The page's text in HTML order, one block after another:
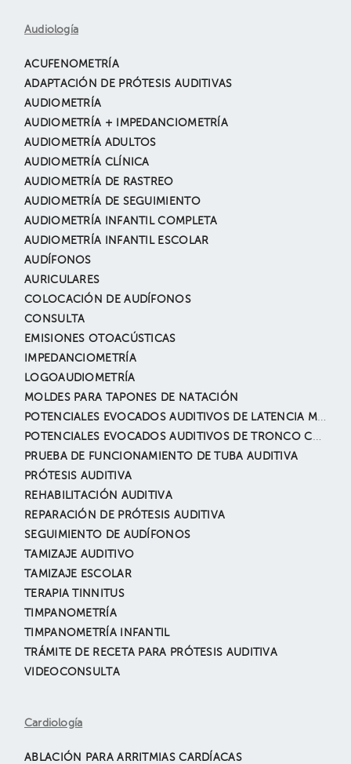
Audiología
ACUFENOMETRÍA
ADAPTACIÓN DE PRÓTESIS AUDITIVAS
AUDIOMETRÍA
AUDIOMETRÍA + IMPEDANCIOMETRÍA
AUDIOMETRÍA ADULTOS
AUDIOMETRÍA CLÍNICA
AUDIOMETRÍA DE RASTREO
AUDIOMETRÍA DE SEGUIMIENTO
AUDIOMETRÍA INFANTIL COMPLETA
AUDIOMETRÍA INFANTIL ESCOLAR
AUDÍFONOS
AURICULARES
COLOCACIÓN DE AUDÍFONOS
CONSULTA
EMISIONES OTOACÚSTICAS
IMPEDANCIOMETRÍA
LOGOAUDIOMETRÍA
MOLDES PARA TAPONES DE NATACIÓN
POTENCIALES EVOCADOS AUDITIVOS DE LATENCIA MEDIA Y TARDÍA
POTENCIALES EVOCADOS AUDITIVOS DE TRONCO CEREBRAL
PRUEBA DE FUNCIONAMIENTO DE TUBA AUDITIVA
PRÓTESIS AUDITIVA
REHABILITACIÓN AUDITIVA
REPARACIÓN DE PRÓTESIS AUDITIVA
SEGUIMIENTO DE AUDÍFONOS
TAMIZAJE AUDITIVO
TAMIZAJE ESCOLAR
TERAPIA TINNITUS
TIMPANOMETRÍA
TIMPANOMETRÍA INFANTIL
TRÁMITE DE RECETA PARA PRÓTESIS AUDITIVA
VIDEOCONSULTA
Cardiología
ABLACIÓN PARA ARRITMIAS CARDÍACAS